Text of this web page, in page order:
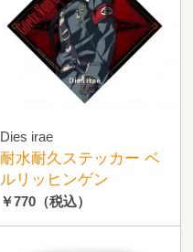
Dies irae
耐水耐久ステッカー ベ
ルリッヒンゲン
￥770（税込）